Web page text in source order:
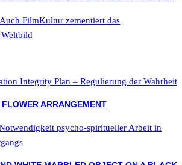
FilmKultur zementiert das
Integrity Plan – Regulierung der Wahrheit
psycho-spiritueller Arbeit in